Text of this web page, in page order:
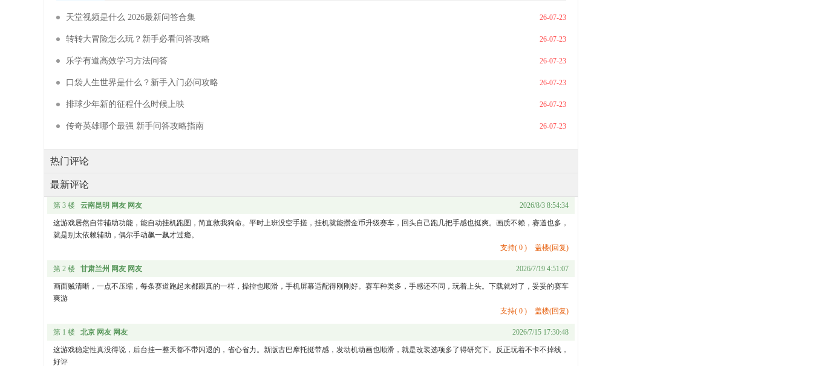
天堂视频是什么 2026最新问答合集 26-07-23
转转大冒险怎么玩？新手必看问答攻略 26-07-23
乐学有道高效学习方法问答 26-07-23
口袋人生世界是什么？新手入门必问攻略 26-07-23
排球少年新的征程什么时候上映 26-07-23
传奇英雄哪个最强 新手问答攻略指南 26-07-23
热门评论
最新评论
第 3 楼 云南昆明 网友 网友 2026/8/3 8:54:34
这游戏居然自带辅助功能，能自动挂机跑图，简直救我狗命。平时上班没空手搓，挂机就能攒金币升级赛车，回头自己跑几把手感也挺爽。画质不赖，赛道也多，
就是别太依赖辅助，偶尔手动飙一飙才过瘾。
支持( 0 ) 盖楼(回复)
第 2 楼 甘肃兰州 网友 网友 2026/7/19 4:51:07
画面贼清晰，一点不压缩，每条赛道跑起来都跟真的一样，操控也顺滑，手机屏幕适配得刚刚好。赛车种类多，手感还不同，玩着上头。下载就对了，妥妥的赛车
爽游
支持( 0 ) 盖楼(回复)
第 1 楼 北京 网友 网友 2026/7/15 17:30:48
这游戏稳定性真没得说，后台挂一整天都不带闪退的，省心省力。新版古巴摩托挺带感，发动机动画也顺滑，就是改装选项多了得研究下。反正玩着不卡不掉线，
好评